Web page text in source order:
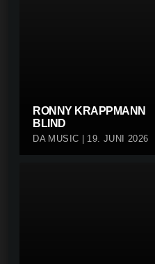
RONNY KRAPPMANN
BLIND
DA MUSIC | 19. JUNI 2026